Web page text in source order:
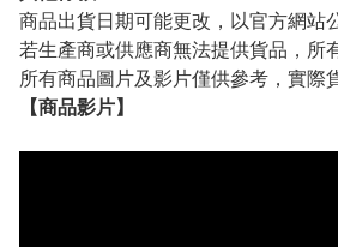
商品出貨日期可能更改，以官方網站
若生產商或供應商無法提供貨品，所
所有商品圖片及影片僅供參考，實際
【商品影片】